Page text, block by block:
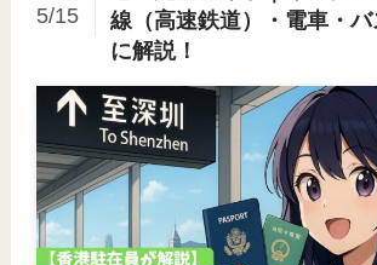
線（高速鉄道）・電車・
に解説！
5/15